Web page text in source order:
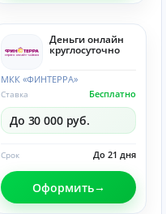
Деньги онлайн
круглосуточно
МКК «ФИНТЕРРА»
Бесплатно
Ставка
До 30 000 руб.
До 21 дня
Срок
Оформить